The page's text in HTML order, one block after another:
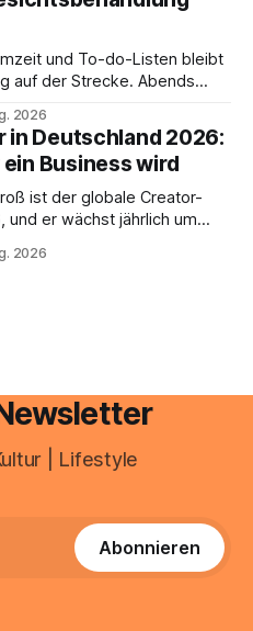
und To-do-Listen bleibt
auf der Strecke. Abends
nicht drin. Dabei reagiert die
und
spannt oder neigt zu
2026
in Deutschland 2026:
Business wird
ist der globale Creator-
und er wächst jährlich um
Wirtschaftszweig. Weltweit
2026
| Lifestyle
Abonnieren